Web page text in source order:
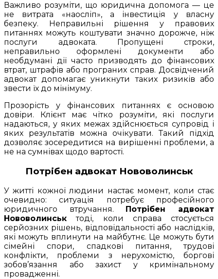
Важливо розуміти, що юридична допомога — це
не витрата «наосліп», а інвестиція у власну
безпеку. Неправильні рішення у правових
питаннях можуть коштувати значно дорожче, ніж
послуги адвоката. Пропущені строки,
неправильно оформлені документи або
необдумані дії часто призводять до фінансових
втрат, штрафів або програних справ. Досвідчений
адвокат допомагає уникнути таких ризиків або
звести їх до мінімуму.
Прозорість у фінансових питаннях є основою
довіри. Клієнт має чітко розуміти, які послуги
надаються, у яких межах здійснюється супровід і
яких результатів можна очікувати. Такий підхід
дозволяє зосередитися на вирішенні проблеми, а
не на сумнівах щодо вартості.
Потрібен адвокат Нововолинськ
У житті кожної людини настає момент, коли стає
очевидно: ситуація потребує професійного
юридичного втручання. Потрібен адвокат
Нововолинськ тоді, коли справа стосується
серйозних рішень, відповідальності або наслідків,
які можуть вплинути на майбутнє. Це можуть бути
сімейні спори, спадкові питання, трудові
конфлікти, проблеми з нерухомістю, боргові
зобов’язання або захист у кримінальному
провадженні.